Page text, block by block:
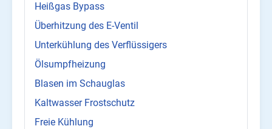
Heißgas Bypass
Überhitzung des E-Ventil
Unterkühlung des Verflüssigers
Ölsumpfheizung
Blasen im Schauglas
Kaltwasser Frostschutz
Freie Kühlung